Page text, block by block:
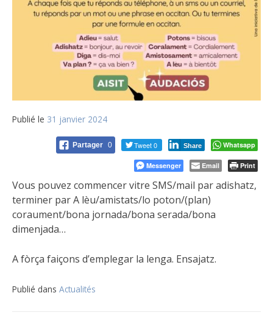
Publié le 31 janvier 2024
Partager 0 Tweet 0 Share Whatsapp
Messenger Email Print
Vous pouvez commencer vitre SMS/mail par adishatz,
terminer par A lèu/amistats/lo poton/(plan)
coraument/bona jornada/bona serada/bona
dimenjada…
A fòrça faiçons d’emplegar la lenga. Ensajatz.
Publié dans Actualités